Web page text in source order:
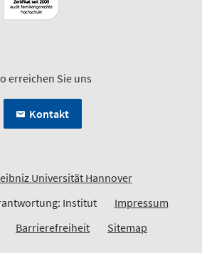
erreichen Sie uns
Kontakt
Universität Hannover
Institut
Impressum
Barrierefreiheit Sitemap